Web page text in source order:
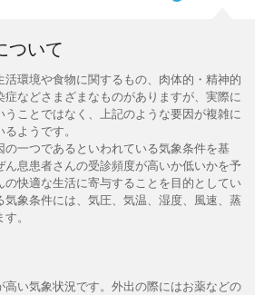
ついて
活環境や食物に関するもの、肉体的・精神的
症などさまざまなものがありますが、実際に
うことではなく、上記のような要因が複雑に
ようです。
の一つであるといわれている気象条件を基
ん息患者さんの受診頻度が高いか低いかを予
の快適な生活に寄与することを目的としてい
気象条件には、気圧、気温、湿度、風速、蒸
。
高い気象状況です。外出の際にはお薬などの